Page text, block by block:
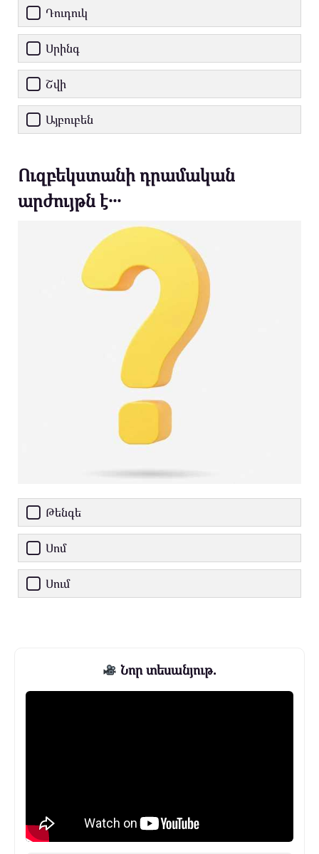
Դուդուկ
Սրինգ
Շվի
Այբուբեն
Ուզբեկստանի դրամական
արժույթն է․․․
Թենգե
Սոմ
Սում
Նոր տեսանյութ.